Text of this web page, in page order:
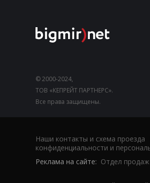
© 2000-2024,
ТОВ «КЕПРЕЙТ ПАРТНЕРС».
Все права защищены.
Наши контакты и схема проезда
конфиденциальности и
Реклама на сайте: Отдел